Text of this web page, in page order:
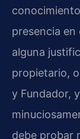
presencia en
alguna
propietario,
y Fundador,
debe probar